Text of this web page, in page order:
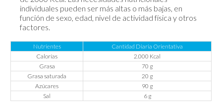
individuales pueden ser más altas o más bajas, en
función de sexo, edad, nivel de actividad física y otros
factores.
Nutrientes
Cantidad Diaria Orientativa
Calorías
2.000 Kcal
Grasa
70 g
Grasa saturada
20 g
Azúcares
90 g
Sal
6 g